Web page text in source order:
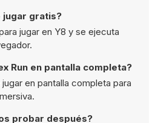
jugar gratis?
jugar en Y8 y se ejecuta
Run en pantalla completa?
en pantalla completa para
probar después?